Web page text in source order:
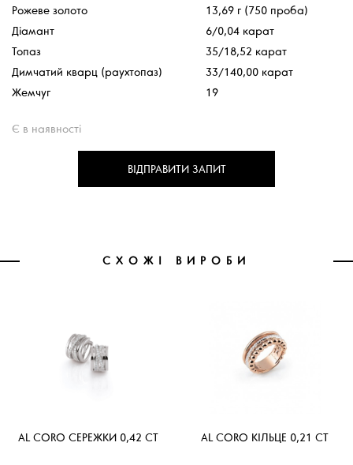
Рожеве золото
13,69 г (750 проба)
Діамант
6/0,04 карат
Топаз
35/18,52 карат
Димчатий кварц (раухтопаз)
33/140,00 карат
Жемчуг
19
Є в наявності
ВІДПРАВИТИ ЗАПИТ
СХОЖІ ВИРОБИ
AL CORO СЕРЕЖКИ 0,42 CT AL CORO КІЛЬЦЕ 0,21 CT